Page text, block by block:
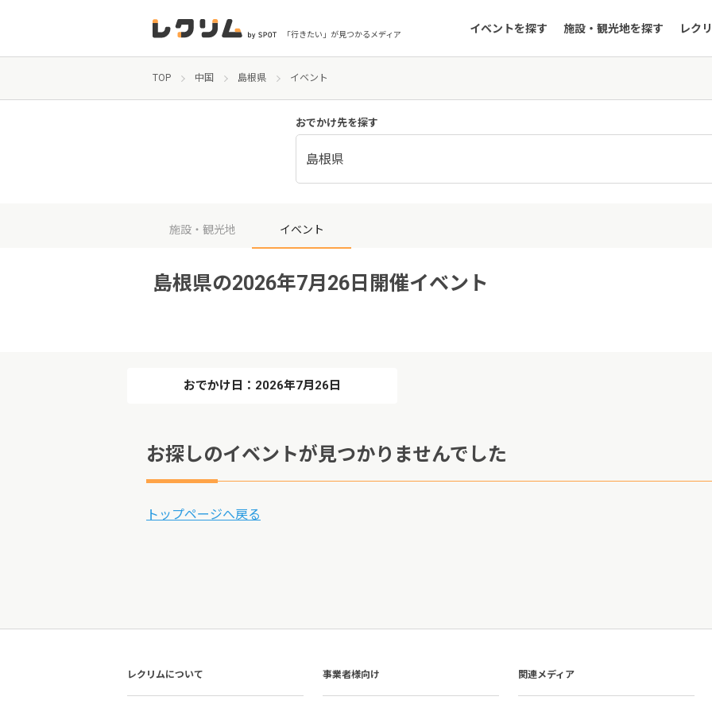
「行きたい」が見つかるメディア イベントを探す 施設・観光地を探す レク
TOP 中国 島根県 イベント
おでかけ先を探す
島根県
施設・観光地 イベント
島根県の2026年7月26日開催イベント
おでかけ日：2026年7月26日
お探しのイベントが見つかりませんでした
トップページへ戻る
レクリムについて 事業者様向け 関連メディア